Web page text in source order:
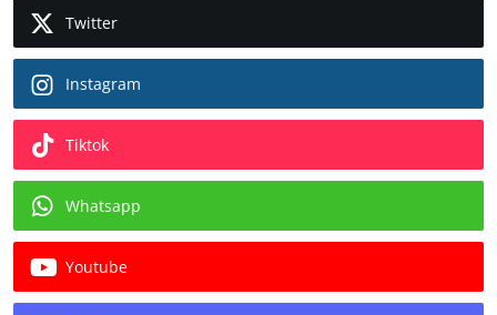
Twitter
Instagram
Tiktok
Whatsapp
Youtube